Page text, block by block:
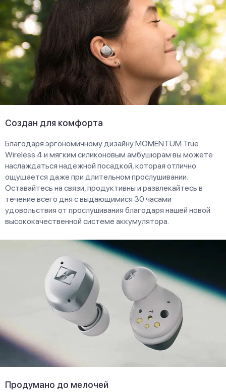
Создан для комфорта
Благодаря эргономичному дизайну MOMENTUM True
Wireless 4 и мягким силиконовым амбушюрам вы можете
наслаждаться надежной посадкой, которая отлично
ощущается даже при длительном прослушивании.
Оставайтесь на связи, продуктивны и развлекайтесь в
течение всего дня с выдающимися 30 часами
удовольствия от прослушивания благодаря нашей новой
высококачественной системе аккумулятора.
Продумано до мелочей